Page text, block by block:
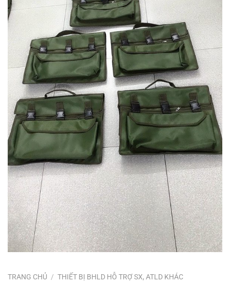
TRANG CHỦ / THIẾT BỊ BHLD HỖ TRỢ SX, ATLD KHÁC